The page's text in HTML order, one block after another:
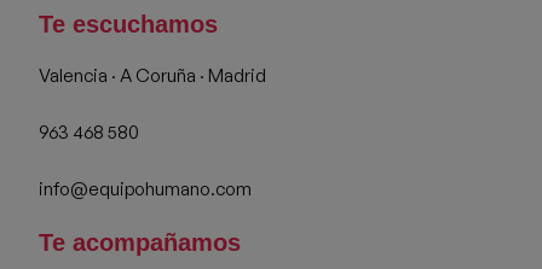
Te escuchamos
Valencia · A Coruña · Madrid
963 468 580
info@equipohumano.com
Te acompañamos